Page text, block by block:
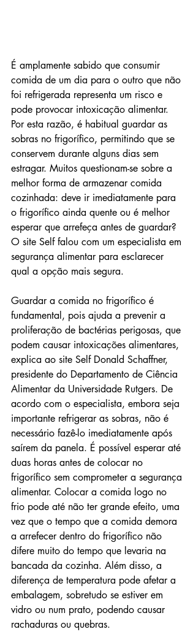
É amplamente sabido que consumir
comida de um dia para o outro que não
foi refrigerada representa um risco e
pode provocar intoxicação alimentar.
Por esta razão, é habitual guardar as
sobras no frigorífico, permitindo que se
conservem durante alguns dias sem
estragar. Muitos questionam-se sobre a
melhor forma de armazenar comida
cozinhada: deve ir imediatamente para
o frigorífico ainda quente ou é melhor
esperar que arrefeça antes de guardar?
O site Self falou com um especialista em
segurança alimentar para esclarecer
qual a opção mais segura.
Guardar a comida no frigorífico é
fundamental, pois ajuda a prevenir a
proliferação de bactérias perigosas, que
podem causar intoxicações alimentares,
explica ao site Self Donald Schaffner,
presidente do Departamento de Ciência
Alimentar da Universidade Rutgers. De
acordo com o especialista, embora seja
importante refrigerar as sobras, não é
necessário fazê-lo imediatamente após
saírem da panela. É possível esperar até
duas horas antes de colocar no
frigorífico sem comprometer a segurança
alimentar. Colocar a comida logo no
frio pode até não ter grande efeito, uma
vez que o tempo que a comida demora
a arrefecer dentro do frigorífico não
difere muito do tempo que levaria na
bancada da cozinha. Além disso, a
diferença de temperatura pode afetar a
embalagem, sobretudo se estiver em
vidro ou num prato, podendo causar
rachaduras ou quebras.